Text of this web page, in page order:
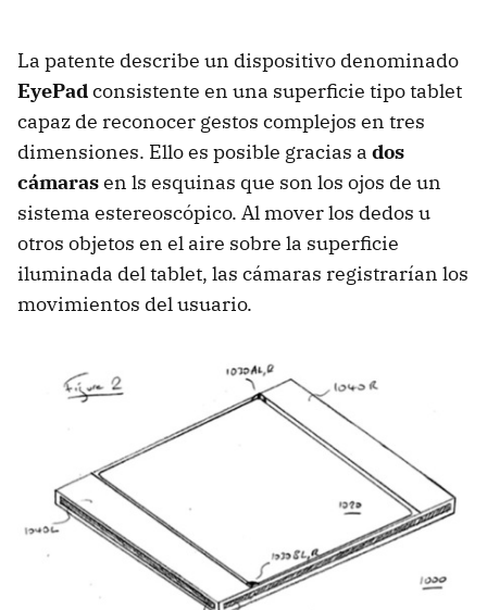
La patente describe un dispositivo denominado
EyePadconsistente en una superficie tipo tablet
capaz de reconocer gestos complejos en tres
dimensiones. Ello es posible gracias a dos
cámarasen ls esquinas que son los ojos de un
sistema estereoscópico. Al mover los dedos u
otros objetos en el aire sobre la superficie
iluminada del tablet, las cámaras registrarían los
movimientos del usuario.